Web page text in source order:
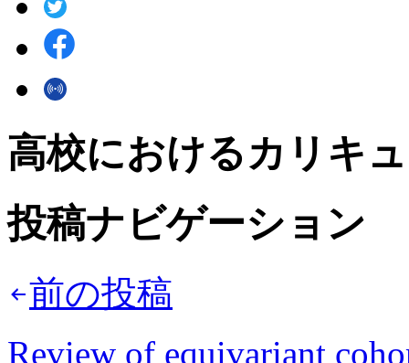
高校におけるカリキ
投稿ナビゲーション
前の投稿
Review of equivariant